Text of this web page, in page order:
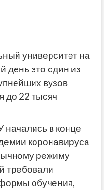
университет на
день это один из
вузов
до 22 тысяч
начались в конце
коронавируса
режиму
требовали
обучения,